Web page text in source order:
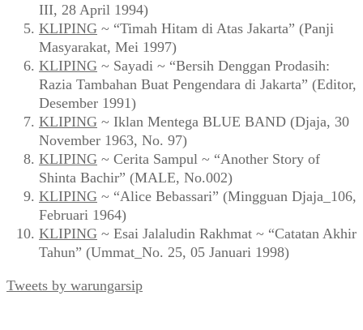
III, 28 April 1994)
KLIPING ~ “Timah Hitam di Atas Jakarta” (Panji
Masyarakat, Mei 1997)
KLIPING ~ Sayadi ~ “Bersih Denggan Prodasih:
Razia Tambahan Buat Pengendara di Jakarta” (Editor,
Desember 1991)
KLIPING ~ Iklan Mentega BLUE BAND (Djaja, 30
November 1963, No. 97)
KLIPING ~ Cerita Sampul ~ “Another Story of
Shinta Bachir” (MALE, No.002)
KLIPING ~ “Alice Bebassari” (Mingguan Djaja_106,
Februari 1964)
KLIPING ~ Esai Jalaludin Rakhmat ~ “Catatan Akhir
Tahun” (Ummat_No. 25, 05 Januari 1998)
Tweets by warungarsip